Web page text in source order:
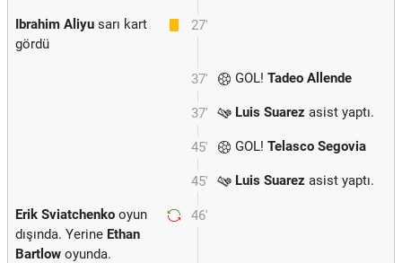
27'
Ibrahim Aliyu sarı kart
gördü
37' GOL! Tadeo Allende
37' Luis Suarez asist yaptı.
45' GOL! Telasco Segovia
45' Luis Suarez asist yaptı.
46'
Erik Sviatchenko oyun
dışında. Yerine Ethan
Bartlow oyunda.